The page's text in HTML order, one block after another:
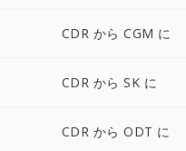
CDR から CGM に
CDR から SK に
CDR から ODT に